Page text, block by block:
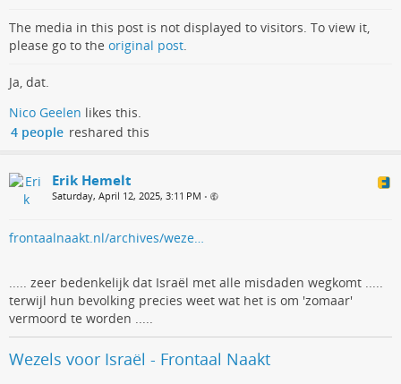
The media in this post is not displayed to visitors. To view it,
please go to the original post
Ja, dat.
Nico Geelen likes this.
4 people reshared this
Erik Hemelt
Saturday, April 12, 2025, 3:11 PM •
frontaalnaakt.nl/archives/weze…
..... zeer bedenkelijk dat Israël met alle misdaden wegkomt .....
terwijl hun bevolking precies weet wat het is om 'zomaar'
vermoord te worden .....
Wezels voor Israël - Frontaal Naakt